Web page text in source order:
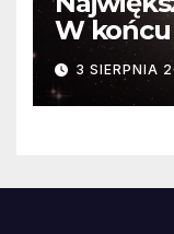
W
3 SIERPNIA